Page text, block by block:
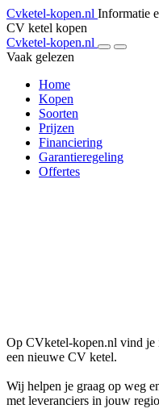
Cvketel-kopen.nl Informatie
CV ketel kopen
Cvketel-kopen.nl
Vaak gelezen
Home
Kopen
Soorten
Prijzen
Financiering
Garantieregeling
Offertes
Op CVketel-kopen.nl vind je
een nieuwe CV ketel.
Wij helpen je graag op weg
met leveranciers in jouw